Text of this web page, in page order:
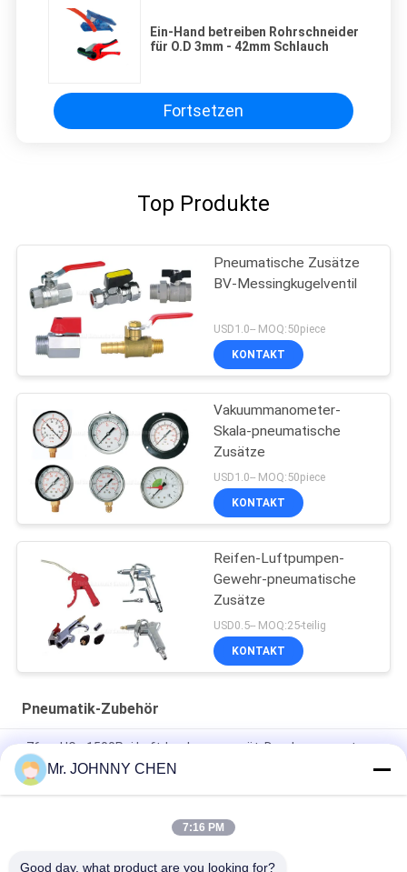
Ein-Hand betreiben Rohrschneider
für O.D 3mm - 42mm Schlauch
Fortsetzen
Top Produkte
Pneumatische Zusätze
BV-Messingkugelventil
USD1.0-- MOQ:50piece
KONTAKT
Vakuummanometer-
Skala-pneumatische
Zusätze
USD1.0-- MOQ:50piece
KONTAKT
Reifen-Luftpumpen-
Gewehr-pneumatische
Zusätze
USD0.5-- MOQ:25-teilig
KONTAKT
Pneumatik-Zubehör
-76cmHG - 1500Psi Luftdruckmessgerät, Druckmanometer
40mm-150mm Zifferblatt Größe
Für Luftkompressoren mit einer Breite von 1/8" - 2" PT
Pneumatisches Luft-Staubtuch-Gewehr und Reifen-
Mr. JOHNNY CHEN
7:16 PM
Good day, what product are you looking for?